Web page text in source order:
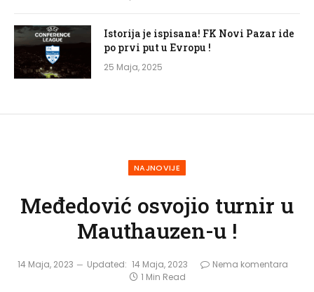
Istorija je ispisana! FK Novi Pazar ide
po prvi put u Evropu !
25 Maja, 2025
NAJNOVIJE
Međedović osvojio turnir u
Mauthauzen-u !
14 Maja, 2023 Updated: 14 Maja, 2023
Nema komentara
1 Min Read